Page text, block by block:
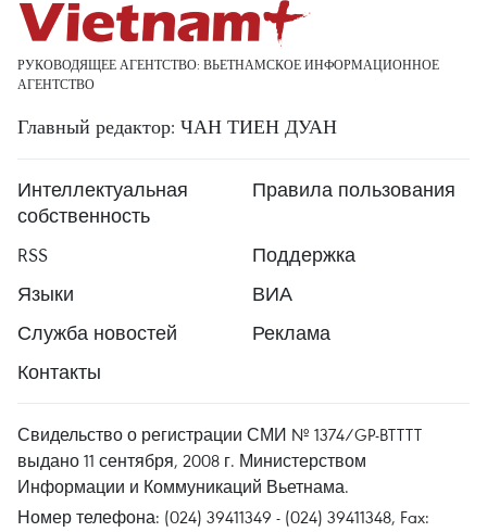
РУКОВОДЯЩЕЕ АГЕНТСТВО: ВЬЕТНАМСКОЕ ИНФОРМАЦИОННОЕ
АГЕНТСТВО
Главный редактор: ЧАН ТИЕН ДУАН
Интеллектуальная
собственность
Правила пользования
RSS
Поддержка
Языки
ВИА
Служба новостей
Реклама
Контакты
Свидельство о регистрации СМИ № 1374/GP-BTTTT
выдано 11 сентября, 2008 г. Министерством
Информации и Коммуникаций Вьетнама.
Номер телефона: (024) 39411349 - (024) 39411348, Fax: